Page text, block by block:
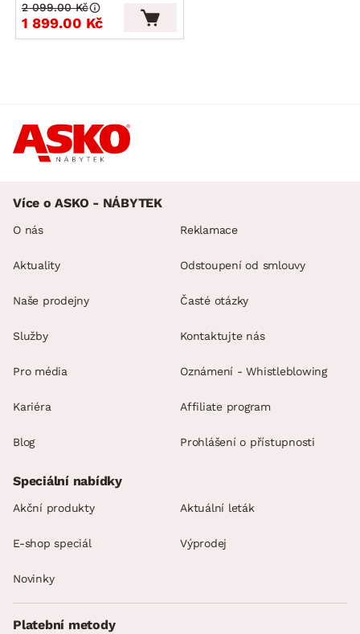
1 899.00 Kč
2 099.00 Kč
Více o ASKO - NÁBYTEK
O nás
Aktuality
Naše prodejny
Služby
Pro média
Kariéra
Blog
Reklamace
Odstoupení od smlouvy
Časté otázky
Kontaktujte nás
Oznámení - Whistleblowing
Affiliate program
Prohlášení o přístupnosti
Speciální nabídky
Akční produkty Aktuální leták
E-shop speciál Výprodej
Novinky
Platební metody